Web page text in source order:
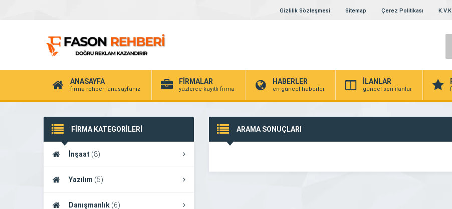
Gizlilik Sözleşmesi Sitemap Çerez Politikası
ANASAYFA
firma rehberi anasayfanız
FİRMALAR
yüzlerce kayıtlı firma
HABERLER
en güncel haberler
İLANLAR
güncel seri ilanlar
FİRMA KATEGORİLERİ
İnşaat (8)
Yazılım (5)
Danışmanlık (6)
ARAMA SONUÇLARI